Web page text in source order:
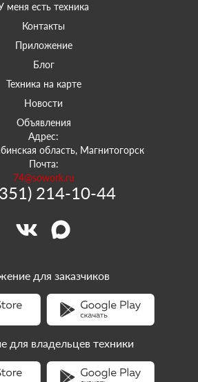
меня есть техника
Контакты
Приложение
Блог
Техника на карте
Новости
Объявления
Адрес:
область, Магнитогорск
Почта:
74@sowork.ru
214-10-44
для заказчиков
для владельцев техники